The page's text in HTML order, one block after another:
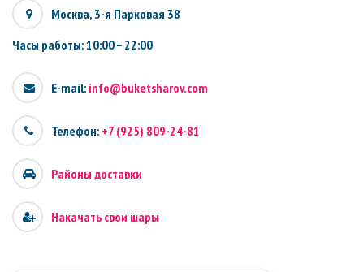
Москва, 3-я Парковая 38
Часы работы: 10:00 – 22:00
E-mail: info@buketsharov.com
Телефон: +7 (925) 809-24-81
Районы доставки
Накачать свои шары